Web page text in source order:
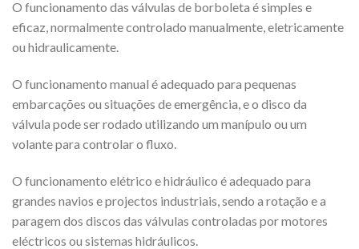
O funcionamento das válvulas de borboleta é simples e
eficaz, normalmente controlado manualmente, eletricamente
ou hidraulicamente.
O funcionamento manual é adequado para pequenas
embarcações ou situações de emergência, e o disco da
válvula pode ser rodado utilizando um manípulo ou um
volante para controlar o fluxo.
O funcionamento elétrico e hidráulico é adequado para
grandes navios e projectos industriais, sendo a rotação e a
paragem dos discos das válvulas controladas por motores
eléctricos ou sistemas hidráulicos.